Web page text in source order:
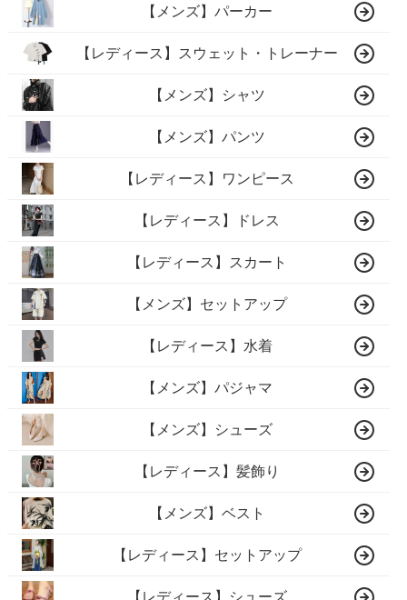
【メンズ】パーカー
【レディース】スウェット・トレーナー
【メンズ】シャツ
【メンズ】パンツ
【レディース】ワンピース
【レディース】ドレス
【レディース】スカート
【メンズ】セットアップ
【レディース】水着
【メンズ】パジャマ
【メンズ】シューズ
【レディース】髪飾り
【メンズ】ベスト
【レディース】セットアップ
【レディース】シューズ